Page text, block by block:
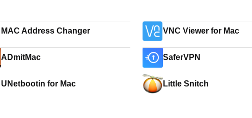
MAC Address Changer VNC Viewer for Mac
ADmitMac SaferVPN
UNetbootin for Mac Little Snitch